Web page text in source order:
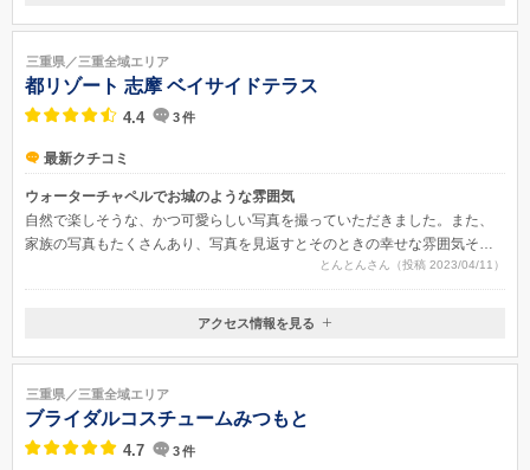
三重県鈴鹿市神戸3-6-22
三重県／三重全域エリア
都リゾート 志摩 ベイサイドテラス
4.4 3件
最新クチコミ
ウォーターチャペルでお城のような雰囲気
自然で楽しそうな、かつ可愛らしい写真を撮っていただきました。また、
家族の写真もたくさんあり、写真を見返すとそのときの幸せな雰囲気その
とんとんさん（投稿 2023/04/11）
三重県志摩市阿児町鵜方３６１８−３３
アクセス情報を見る
三重県／三重全域エリア
ブライダルコスチュームみつもと
4.7 3件